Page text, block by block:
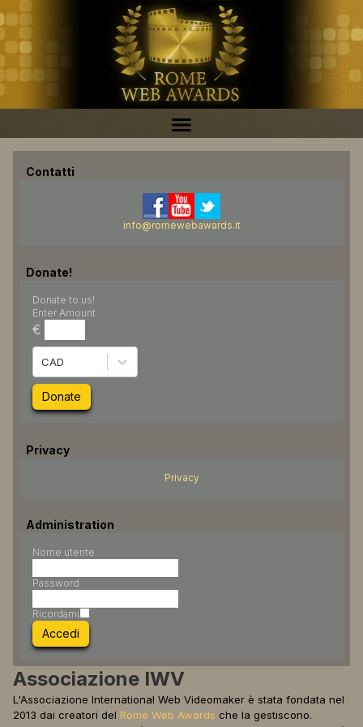
Contatti
info@romewebawards.it
Donate!
Donate to us!
Enter Amount
€
CAD
Donate
Privacy
Privacy
Administration
Nome utente
Password
Ricordami
Accedi
Associazione IWV
L'Associazione International Web Videomaker è stata fondata nel
2013 dai creatori del Rome Web Awards che la gestiscono.